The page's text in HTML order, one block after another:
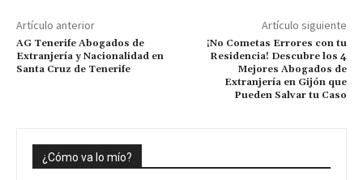
Artículo anterior
AG Tenerife Abogados de
Extranjería y Nacionalidad en
Santa Cruz de Tenerife
Artículo siguiente
¡No Cometas Errores con tu
Residencia! Descubre los 4
Mejores Abogados de
Extranjería en Gijón que
Pueden Salvar tu Caso
¿Cómo va lo mío?